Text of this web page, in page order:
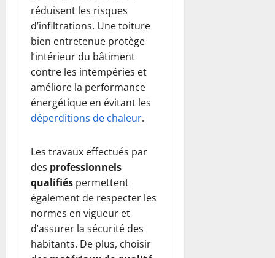
réduisent les risques
d’infiltrations. Une toiture
bien entretenue protège
l’intérieur du bâtiment
contre les intempéries et
améliore la performance
énergétique en évitant les
déperditions de chaleur.
Les travaux effectués par
des professionnels
qualifiés permettent
également de respecter les
normes en vigueur et
d’assurer la sécurité des
habitants. De plus, choisir